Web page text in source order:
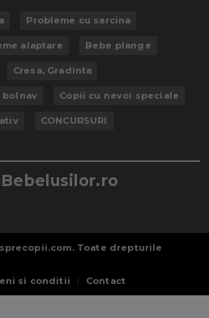
Probleme cu sarcina
alaptare Bebe plange
Cresa, Gradinta
bolnav Copii cu nevoi speciale
CONCURSURI
. Toate drepturile
si conditii Contact